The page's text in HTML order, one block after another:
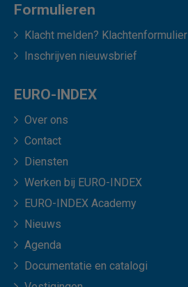
Formulieren
Klacht melden? Klachtenformulier
Inschrijven nieuwsbrief
EURO-INDEX
Over ons
Contact
Diensten
Werken bij EURO-INDEX
EURO-INDEX Academy
Nieuws
Agenda
Documentatie en catalogi